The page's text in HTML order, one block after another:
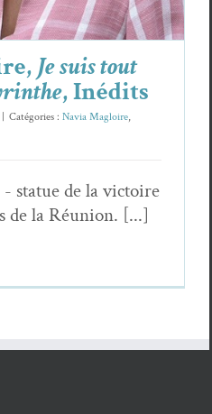
Je suis tout
, Inédits
Catégories : Navia Magloire,
- statue de la victoire
de la Réunion. [...]